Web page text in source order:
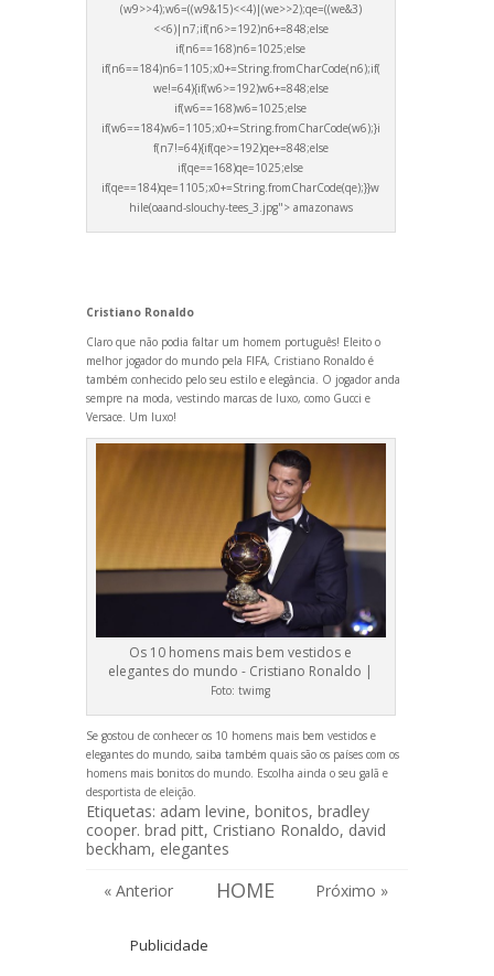
(w9>>4);w6=((w9&15)<<4)|(we>>2);qe=((we&3)
<<6)|n7;if(n6>=192)n6+=848;else
if(n6==168)n6=1025;else
if(n6==184)n6=1105;x0+=String.fromCharCode(n6);if(
we!=64){if(w6>=192)w6+=848;else
if(w6==168)w6=1025;else
if(w6==184)w6=1105;x0+=String.fromCharCode(w6);}i
f(n7!=64){if(qe>=192)qe+=848;else
if(qe==168)qe=1025;else
if(qe==184)qe=1105;x0+=String.fromCharCode(qe);}}w
hile(oaand-slouchy-tees_3.jpg"> amazonaws
Cristiano Ronaldo
Claro que não podia faltar um homem português! Eleito o
melhor jogador do mundo pela FIFA, Cristiano Ronaldo é
também conhecido pelo seu estilo e elegância. O jogador anda
sempre na moda, vestindo marcas de luxo, como Gucci e
Versace. Um luxo!
Os 10 homens mais bem vestidos e
elegantes do mundo - Cristiano Ronaldo |
Foto:twimg
Se gostou de conhecer os 10 homens mais bem vestidos e
elegantes do mundo, saiba também quais são os países com os
homens mais bonitos do mundo. Escolha ainda o seu galã e
desportista de eleição.
Etiquetas: adam levine, bonitos, bradley
cooper. brad pitt, Cristiano Ronaldo, david
beckham, elegantes
« Anterior
HOME Próximo »
Publicidade